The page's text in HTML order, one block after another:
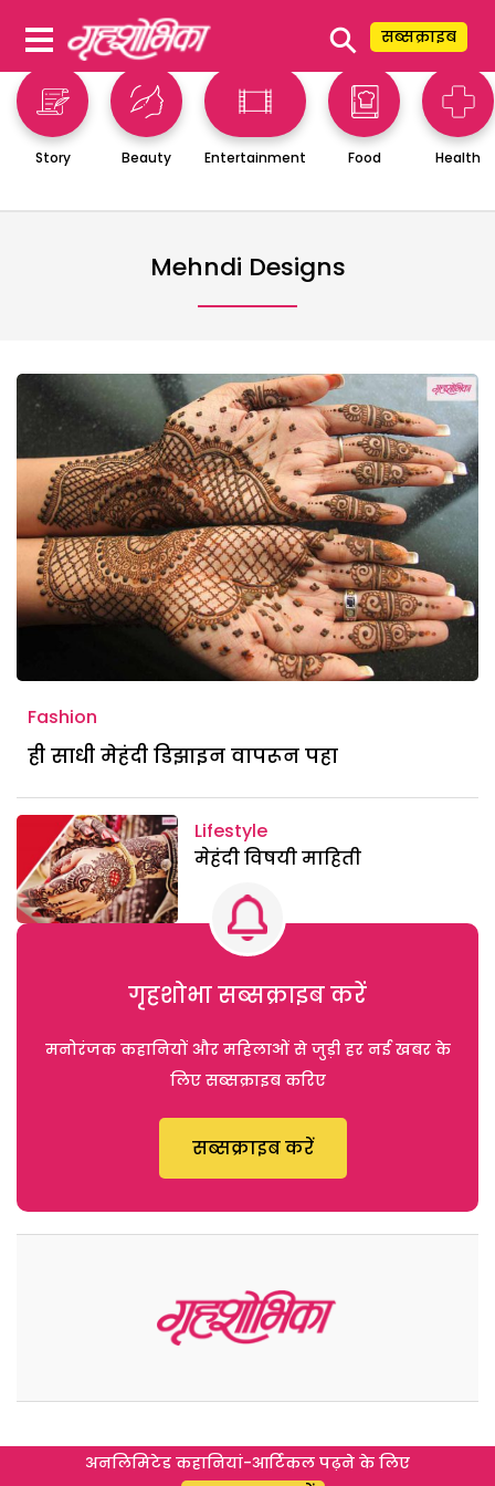
⚲ सब्सक्राइब
Story Beauty Entertainment Food Health
Mehndi Designs
Fashion
ही साधी मेहंदी डिझाइन वापरून पहा
Lifestyle
मेहंदी विषयी माहिती
गृहशोभा सब्सक्राइब करें
मनोरंजक कहानियों और महिलाओं से जुड़ी हर नई खबर के
लिए सब्सक्राइब करिए
सब्सक्राइब करें
अनलिमिटेड कहानियां-आर्टिकल पढ़ने के लिए